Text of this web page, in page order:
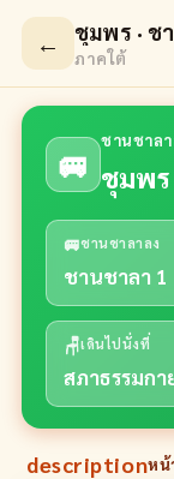
← ชุมพร · ช
ภาคใต้
🚐
ชานชาล
ชุมพร
🚐ชานชาลาลง
ชานชาลา 1
🪑เดินไปนั่งที่
สภาธรรมกา
descriptionหน้